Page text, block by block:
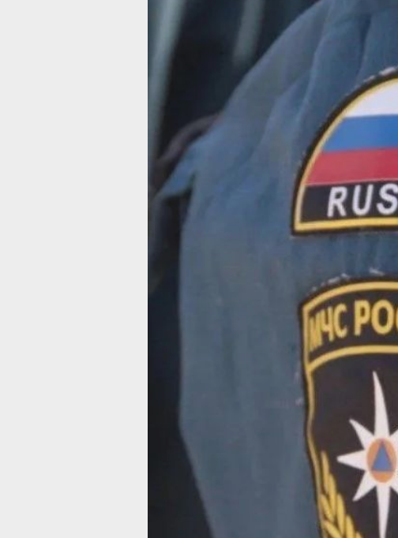
13 мая 2026 г., 11:29
В Хабаровском
крае потушили
115 пожаров
за сутки
В Солнечном округе водолазы ищут
мужчину, пропавшего в реке
Фото:
Ольга Григорьева
За минувшие сутки в Хабаровском крае
чрезвычайных ситуаций не случилось,
однако пожарные расчёты выезжали
по вызовам 115 раз. Как сообщили
по Хабаровскому краю, пять пожаров
произошли в жилье, ещё 15 раз горела
Особый противопожарный режим
образованиях, включая Хабаровск
и Комсомольск-на-Амуре. В Бикинском
округе местами установился пятый,
чрезвычайный класс пожарной опасности.
реагировали пять раз, на аварийно-
спасательные работы — дважды.
На водоёмах зафиксировано одно
происшествие: в посёлке Горин
Солнечного округа автомобиль съехал
в реку Гайчан. Мужчина, находившийся
и предположительно утонул. К месту